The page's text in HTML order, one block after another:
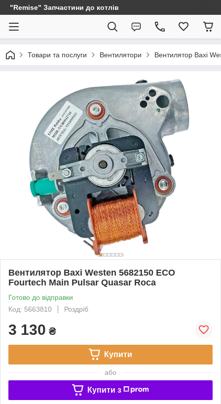
"Remise" Запчастини до котлів
Товари та послуги Вентилятори Вентилятор Baxi
Вентилятор Baxi Westen 5682150 ECO
Fourtech Main Pulsar Quasar Roca
Готово до відправки
Код: 5663810
Роздріб
3 130 ₴
Купити
або
Купити з